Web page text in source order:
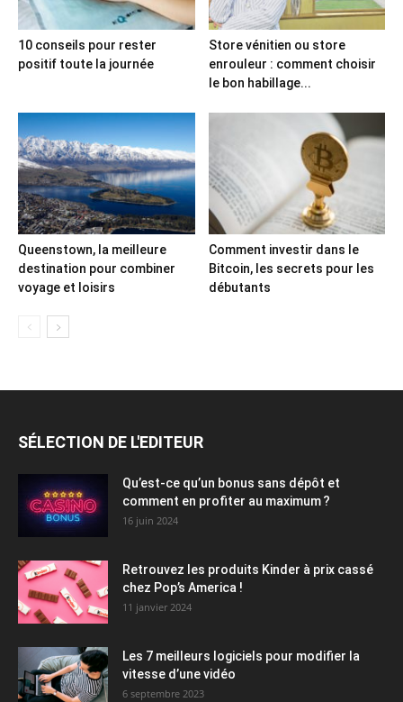
10 conseils pour rester
positif toute la journée
Store vénitien ou store
enrouleur : comment choisir
le bon habillage...
Queenstown, la meilleure
destination pour combiner
voyage et loisirs
Comment investir dans le
Bitcoin, les secrets pour les
débutants
SÉLECTION DE L'EDITEUR
Qu’est-ce qu’un bonus sans dépôt et
comment en profiter au maximum ?
16 juin 2024
Retrouvez les produits Kinder à prix cassé
chez Pop’s America !
11 janvier 2024
Les 7 meilleurs logiciels pour modifier la
vitesse d’une vidéo
6 septembre 2023